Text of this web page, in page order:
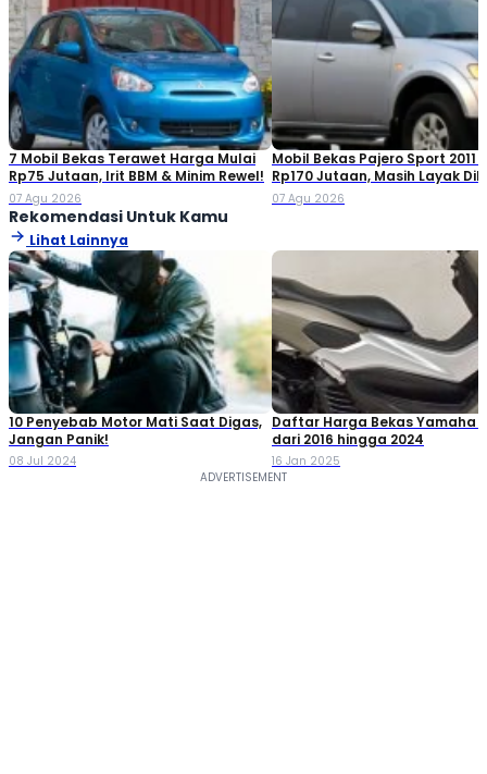
7 Mobil Bekas Terawet Harga Mulai
Rp75 Jutaan, Irit BBM & Minim Rewel!
07 Agu 2026
Mobil Bekas Pajero Sport 2011
Rp170 Jutaan, Masih Layak
07 Agu 2026
Rekomendasi Untuk Kamu
Lihat Lainnya
10 Penyebab Motor Mati Saat Digas,
Jangan Panik!
08 Jul 2024
Daftar Harga Bekas Yamaha
dari 2016 hingga 2024
16 Jan 2025